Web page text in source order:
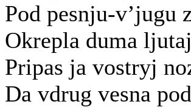
Pod pesnju-v’jugu
Okrepla duma
Pripas ja vostryj
Da vdrug vesna